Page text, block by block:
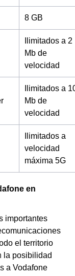
8 GB
Ilimitados a 2
Mb de
velocidad
Ilimitados a
Mb de
velocidad
Ilimitados a
velocidad
máxima 5G
en
importantes
el territorio
la posibilidad
a Vodafone